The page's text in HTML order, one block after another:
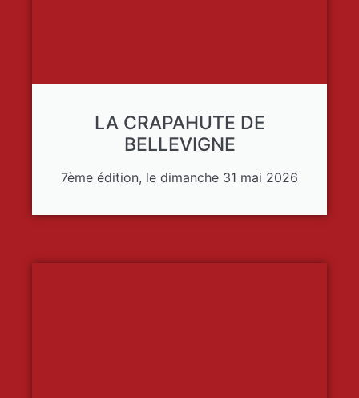
LA CRAPAHUTE DE
BELLEVIGNE
7ème édition, le dimanche 31 mai 2026